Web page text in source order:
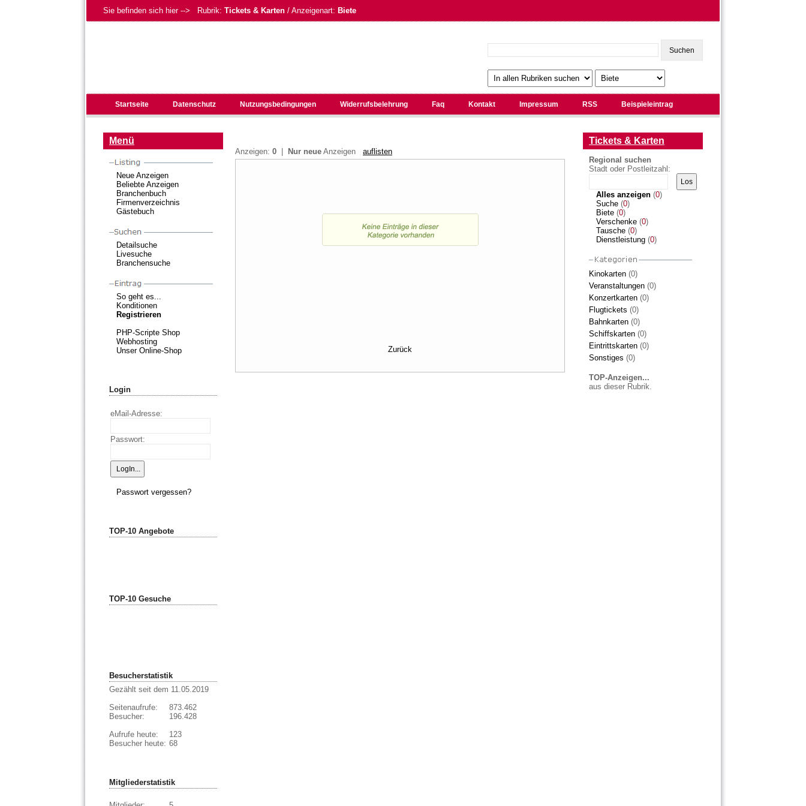
Sie befinden sich hier --> Rubrik: Tickets & Karten / Anzeigenart: Biete
Startseite Datenschutz Nutzungsbedingungen Widerrufsbelehrung Faq Kontakt Impressum RSS Beispieleintrag
Menü
Neue Anzeigen
Beliebte Anzeigen
Branchenbuch
Firmenverzeichnis
Gästebuch
Detailsuche
Livesuche
Branchensuche
So geht es...
Konditionen
Registrieren
PHP-Scripte Shop
Webhosting
Unser Online-Shop
Login
eMail-Adresse:
Passwort:
Passwort vergessen?
TOP-10 Angebote
TOP-10 Gesuche
Besucherstatistik
Gezählt seit dem 11.05.2019
Seitenaufrufe:
Besucher:
Aufrufe heute:
Besucher heute:
873.462
196.428
123
68
Mitgliederstatistik
Anzeigen: 0 Nur neue Anzeigen auflisten
Zurück
Tickets & Karten
Regional suchen
Stadt oder Postleitzahl:
Alles anzeigen (0)
Suche (0)
Biete (0)
Verschenke (0)
Tausche (0)
Dienstleistung (0)
Kinokarten (0)
Veranstaltungen (0)
Konzertkarten (0)
Flugtickets (0)
Bahnkarten (0)
Schiffskarten (0)
Eintrittskarten (0)
Sonstiges (0)
TOP-Anzeigen...
aus dieser Rubrik.